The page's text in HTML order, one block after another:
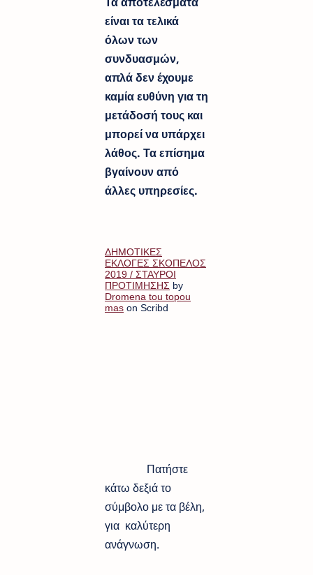
είναι τα τελικά
όλων των
συνδυασμών,
απλά δεν έχουμε
καμία ευθύνη για τη
μετάδοσή τους και
μπορεί να υπάρχει
λάθος. Τα επίσημα
βγαίνουν από
άλλες υπηρεσίες.
ΔΗΜΟΤΙΚΕΣ
ΕΚΛΟΓΕΣ ΣΚΟΠΕΛΟΣ
2019 / ΣΤΑΥΡΟΙ
ΠΡΟΤΙΜΗΣΗΣ by
Dromena tou topou
mas on Scribd
Πατήστε
κάτω δεξιά το
σύμβολο με τα βέλη,
για καλύτερη
ανάγνωση.